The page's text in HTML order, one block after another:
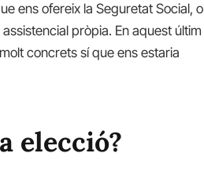
ens ofereix la Seguretat Social, o
pròpia. En aquest últim
concrets sí que ens estaria
elecció?